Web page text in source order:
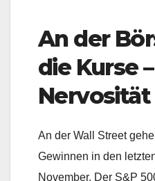
An der
die Kurse
An der Wall Street
Gewinnen in den
November. Der S&P